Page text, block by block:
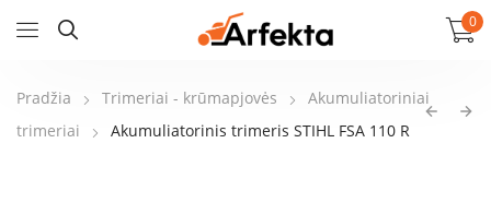
0
Pradžia Trimeriai - krūmapjovės
Akumuliatoriniai
trimeriai
Akumuliatorinis trimeris STIHL FSA 110 R